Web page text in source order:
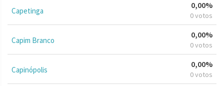
Capetinga
0,00%
0 votos
Capim Branco
0,00%
0 votos
Capinópolis
0,00%
0 votos